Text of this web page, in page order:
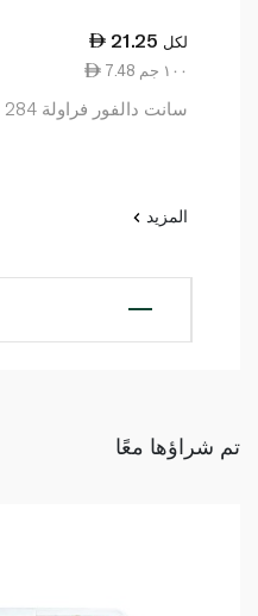
21.25 لكل
7.48 ١٠٠ جم
سانت دالفور فراولة 284 جرام
المزيد
تم شراؤها معًا